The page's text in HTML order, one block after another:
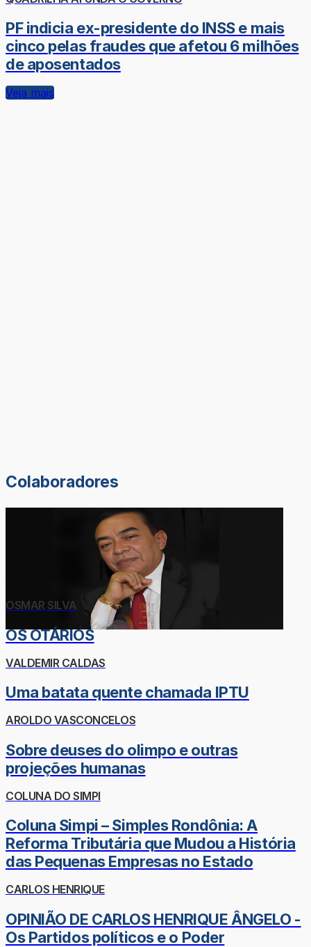
PF indicia ex-presidente do INSS e mais
cinco pelas fraudes que afetou 6 milhões
de aposentados
Veja mais
Colaboradores
OSMAR SILVA
OS OTÁRIOS
VALDEMIR CALDAS
Uma batata quente chamada IPTU
AROLDO VASCONCELOS
Sobre deuses do olimpo e outras
projeções humanas
COLUNA DO SIMPI
Coluna Simpi – Simples Rondônia: A
Reforma Tributária que Mudou a História
das Pequenas Empresas no Estado
CARLOS HENRIQUE
OPINIÃO DE CARLOS HENRIQUE ÂNGELO -
Os Partidos políticos e o Poder